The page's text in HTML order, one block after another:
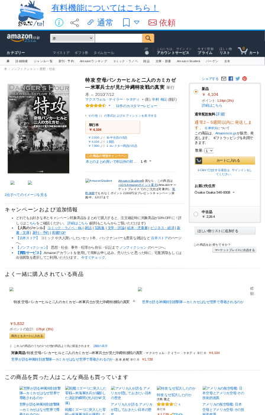
有料機能についてはこちら！
通常
依頼